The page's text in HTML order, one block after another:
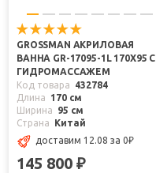
GROSSMAN АКРИЛОВАЯ
ВАННА GR-17095-1L 170X95 С
ГИДРОМАССАЖЕМ
Код товара
432784
Длина
170 см
Ширина
95 см
Страна
Китай
доставим 12.08 за 0₽
145 800 ₽